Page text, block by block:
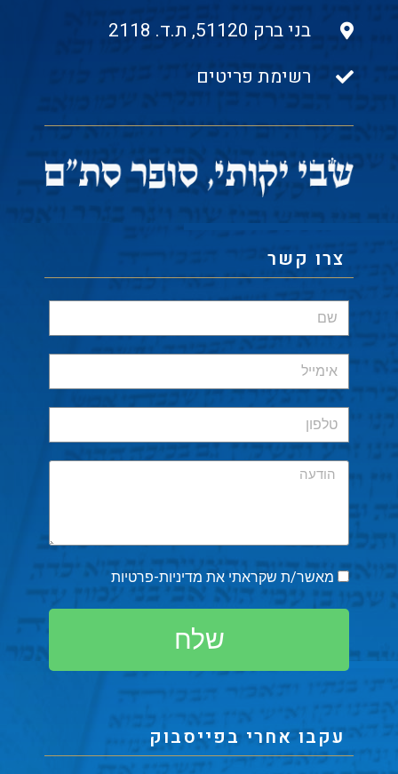
בני ברק 51120, ת.ד. 2118
רשימת פריטים
צרו קשר
מאשר/ת שקראתי את מדיניות-פרטיות
שלח
עקבו אחרי בפייסבוק